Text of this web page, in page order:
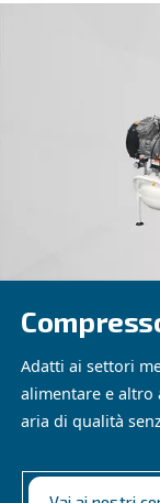
precisione negli
procedure
nostri
incontaminata,
offrire
integrazione nei
compressori
critiche